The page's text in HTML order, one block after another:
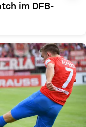
im DFB-